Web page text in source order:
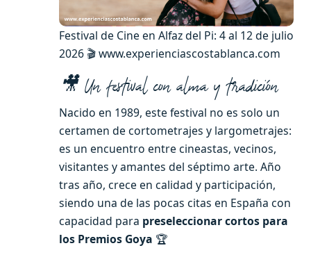
Festival de Cine en Alfaz del Pi: 4 al 12 de julio
2026 🎬 www.experienciascostablanca.com
🎥 Un festival con alma y tradición
Nacido en 1989, este festival no es solo un
certamen de cortometrajes y largometrajes:
es un encuentro entre cineastas, vecinos,
visitantes y amantes del séptimo arte. Año
tras año, crece en calidad y participación,
siendo una de las pocas citas en España con
capacidad para preseleccionar cortos para
los Premios Goya 🏆